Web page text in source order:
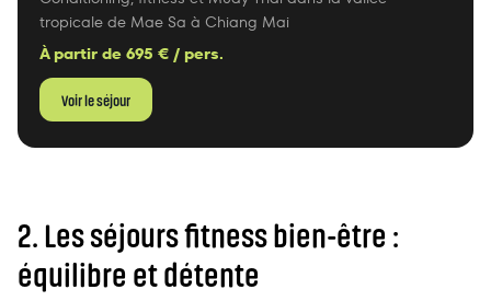
tropicale de Mae Sa à Chiang Mai
À partir de 695 € / pers.
Voir le séjour
2. Les séjours fitness bien-être :
équilibre et détente